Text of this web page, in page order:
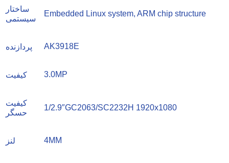
ساختار
سیستمی
Embedded Linux system, ARM chip structure
پردازنده AK3918E
کیفیت 3.0MP
کیفیت
حسگر
1/2.9″GC2063/SC2232H 1920x1080
لنز 4MM